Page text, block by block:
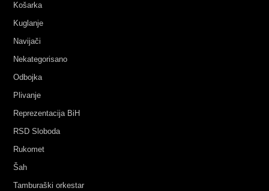
Košarka
Kuglanje
Navijači
Nekategorisano
Odbojka
Plivanje
Reprezentacija BiH
RSD Sloboda
Rukomet
Šah
Tamburaški orkestar